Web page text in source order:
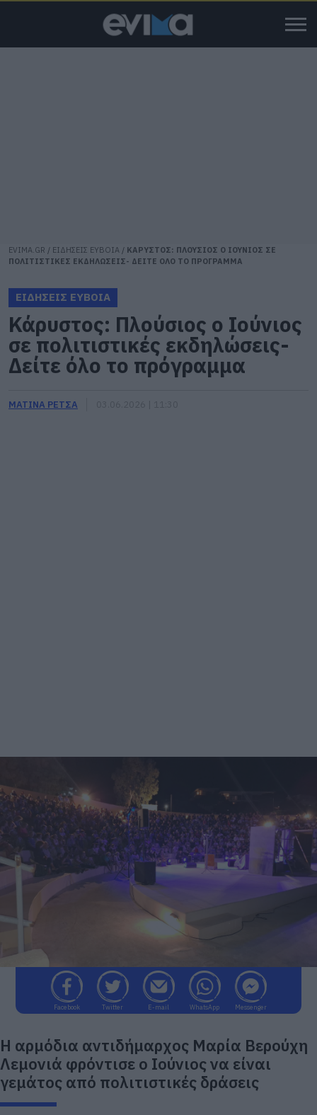
EVIMA.GR / ΕΙΔΗΣΕΙΣ ΕΥΒΟΙΑ / ΚΑΡΥΣΤΟΣ: ΠΛΟΥΣΙΟΣ Ο ΙΟΥΝΙΟΣ ΣΕ
ΠΟΛΙΤΙΣΤΙΚΕΣ ΕΚΔΗΛΩΣΕΙΣ- ΔΕΙΤΕ ΟΛΟ ΤΟ ΠΡΟΓΡΑΜΜΑ
ΕΙΔΗΣΕΙΣ ΕΥΒΟΙΑ
Κάρυστος: Πλούσιος ο Ιούνιος
σε πολιτιστικές εκδηλώσεις-
Δείτε όλο το πρόγραμμα
ΜΑΤΙΝΑ ΡΕΤΣΑ
Facebook Twitter E-mail WhatsApp Messenger
Η αρμόδια αντιδήμαρχος Μαρία Βερούχη
Λεμονιά φρόντισε ο Ιούνιος να είναι
γεμάτος από πολιτιστικές δράσεις